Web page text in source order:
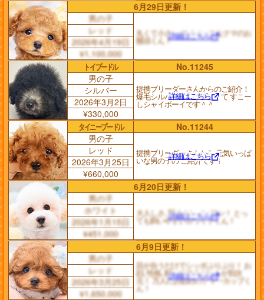
6月29日更新！
男の子
丸くて小さい マイペースなクマのお
饅頭くん！詳細はこちら
レッド
2026年4月19日
¥1,100,000
トイプードル
No.11245
男の子
提携ブリーダーさんからのご紹介！
爆毛シルバーくんは優しくて すこー
しシャイボーイです＾＾
詳細はこちら
シルバー
2026年3月2日
¥330,000
タイニープードル
No.11244
男の子
提携ブリーダーさんから 元気いっぱ
いな男の子の ご紹介です！
詳細はこちら
レッド
2026年3月25日
¥660,000
6月20日更新！
男の子
大人しさ､賢さナンバーワン！ とっ
ても飼いやすいホワイトくん！
詳細はこちら
ホワイト
2026年1月15日
¥451,000
6月9日更新！
男の子
目が合うだけでシッポぷりぷり！ お
顔､性格､飼いやすさどれもが別次
元！ 万人にお勧めのティーカップく
ん！
詳細はこちら
レッド
2026年3月25日
¥1,650,000